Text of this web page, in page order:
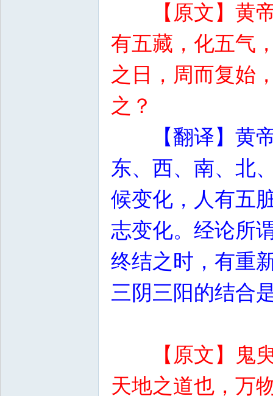
【原文】黄
有五藏，化五气
之日，周而复始
之？
【翻译】黄
东、西、南、北
候变化，人有五
志变化。经论所
终结之时，有重
三阴三阳的结合
【原文】鬼
天地之道也，万